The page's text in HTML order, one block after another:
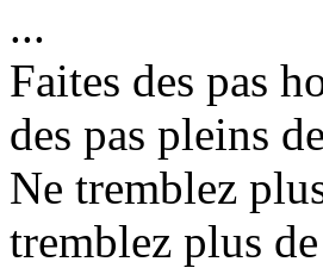
...
Faites des pas
des pas pleins
Ne tremblez
tremblez plus